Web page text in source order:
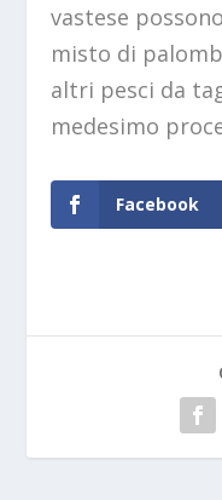
vastese
misto di
altri pesci da
medesimo
Facebook